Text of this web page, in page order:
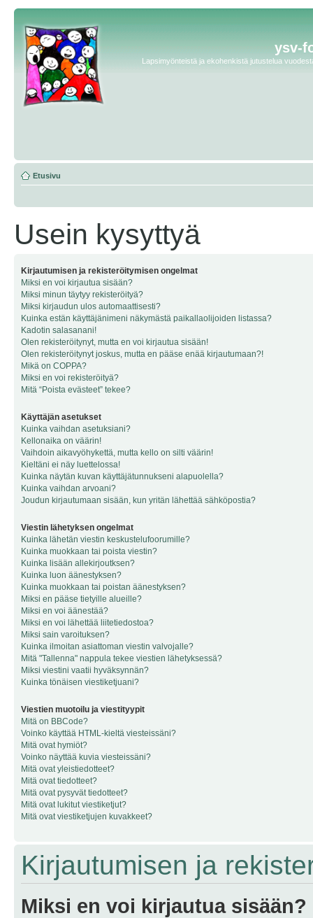
ysv-
Lapsimyönteistä ja ekohenkistä jutustelua
Etusivu
Usein kysyttyä
Kirjautumisen ja rekisteröitymisen ongelmat
Miksi en voi kirjautua sisään?
Miksi minun täytyy rekisteröityä?
Miksi kirjaudun ulos automaattisesti?
Kuinka estän käyttäjänimeni näkymästä paikallaolijoiden listassa?
Kadotin salasanani!
Olen rekisteröitynyt, mutta en voi kirjautua sisään!
Olen rekisteröitynyt joskus, mutta en pääse enää kirjautumaan?!
Mikä on COPPA?
Miksi en voi rekisteröityä?
Mitä “Poista evästeet” tekee?
Käyttäjän asetukset
Kuinka vaihdan asetuksiani?
Kellonaika on väärin!
Vaihdoin aikavyöhykettä, mutta kello on silti väärin!
Kieltäni ei näy luettelossa!
Kuinka näytän kuvan käyttäjätunnukseni alapuolella?
Kuinka vaihdan arvoani?
Joudun kirjautumaan sisään, kun yritän lähettää sähköpostia?
Viestin lähetyksen ongelmat
Kuinka lähetän viestin keskustelufoorumille?
Kuinka muokkaan tai poista viestin?
Kuinka lisään allekirjoutksen?
Kuinka luon äänestyksen?
Kuinka muokkaan tai poistan äänestyksen?
Miksi en pääse tietyille alueille?
Miksi en voi äänestää?
Miksi en voi lähettää liitetiedostoa?
Miksi sain varoituksen?
Kuinka ilmoitan asiattoman viestin valvojalle?
Mitä "Tallenna" nappula tekee viestien lähetyksessä?
Miksi viestini vaatii hyväksynnän?
Kuinka tönäisen viestiketjuani?
Viestien muotoilu ja viestityypit
Mitä on BBCode?
Voinko käyttää HTML-kieltä viesteissäni?
Mitä ovat hymiöt?
Voinko näyttää kuvia viesteissäni?
Mitä ovat yleistiedotteet?
Mitä ovat tiedotteet?
Mitä ovat pysyvät tiedotteet?
Mitä ovat lukitut viestiketjut?
Mitä ovat viestiketjujen kuvakkeet?
Kirjautumisen ja
Miksi en voi kirjautua sisään?